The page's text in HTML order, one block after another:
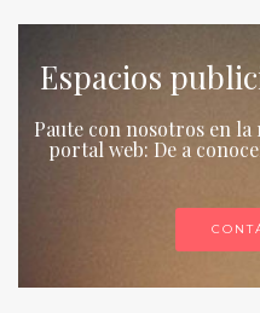
Espacios
Paute con nosotros en
portal web: De a